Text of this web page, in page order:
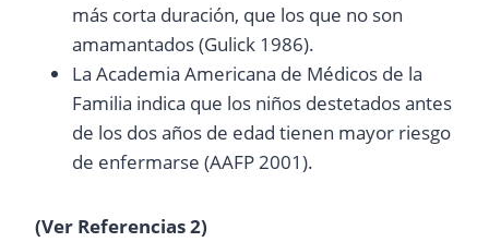
más corta duración, que los que no son
amamantados (Gulick 1986).
La Academia Americana de Médicos de la
Familia indica que los niños destetados antes
de los dos años de edad tienen mayor riesgo
de enfermarse (AAFP 2001).
(Ver Referencias 2)